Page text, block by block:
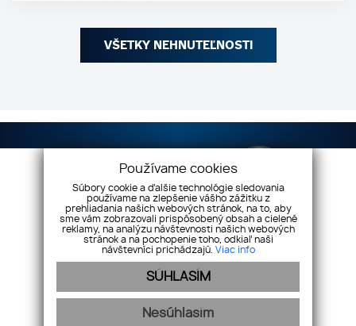
VŠETKY NEHNUTEĽNOSTI
Vaše nehnuteľnosti s.r.o
Dilongova 42, 080 01
Prešov
info@vasenehnutelnosti.sk
Používame cookies
Súbory cookie a ďalšie technológie sledovania
používame na zlepšenie vášho zážitku z
prehliadania našich webových stránok, na to, aby
sme vám zobrazovali prispôsobený obsah a cielené
reklamy, na analýzu návštevnosti našich webových
stránok a na pochopenie toho, odkiaľ naši
návštevníci prichádzajú. Viac info
SÚHLASÍM
Nesúhlasím